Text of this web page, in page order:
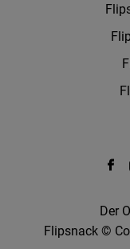
Der
Flipsnack ©